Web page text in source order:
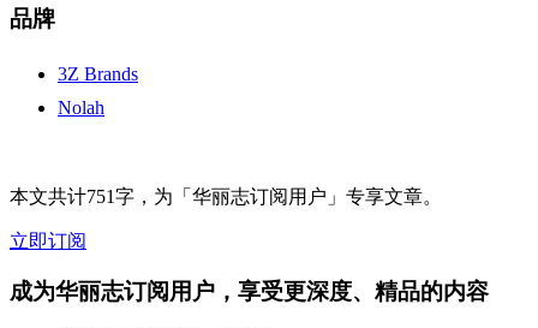
品牌
3Z Brands
Nolah
本文共计751字，为「华丽志订阅用户」专享文章。
立即订阅
成为华丽志订阅用户，享受更深度、精品的内容